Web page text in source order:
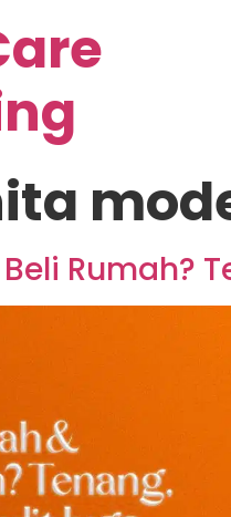
Rumah?